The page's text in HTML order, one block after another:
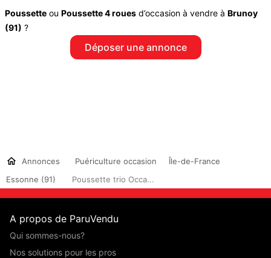
Poussette ou Poussette 4 roues d’occasion à vendre à Brunoy
(91) ?
Déposer une annonce
Annonces Puériculture occasion
Île-de-France
Essonne (91)
Poussette trio Occa...
A propos de ParuVendu
Qui sommes-nous?
Nos solutions pour les pros